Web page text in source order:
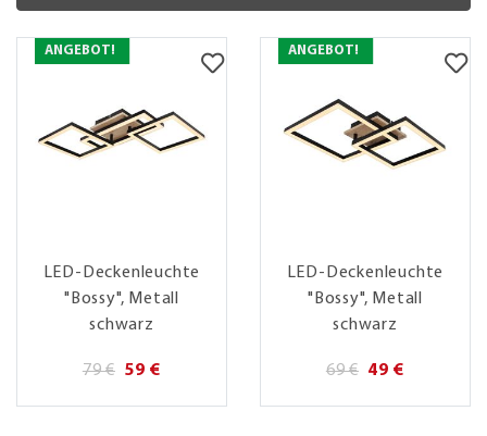
ANGEBOT!
LED-Deckenleuchte
"Bossy", Metall
schwarz
79 € 59 €
ANGEBOT!
LED-Deckenleuchte
"Bossy", Metall
schwarz
69 € 49 €